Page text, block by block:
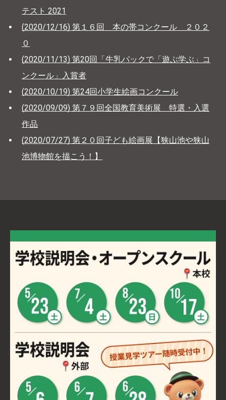
テスト 2021
(2020/12/16) 第１６回 本の帯コンクール ２０２
０
(2020/11/13) 第20回「牛乳パックで「遊ぶ学ぶ」コ
ンクール」入賞者
(2020/10/19) 第24回小学生絵画コンクール
(2020/09/09) 第７９回全国教育美術展 特選・入選
作品
(2020/07/27) 第２０回子ども絵画展【狭山池や狭山
池博物館を描こう！】